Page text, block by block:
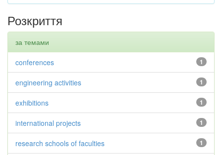
Розкриття
за темами
1
conferences
1
engineering activities
1
exhibitions
1
international projects
1
research schools of faculties